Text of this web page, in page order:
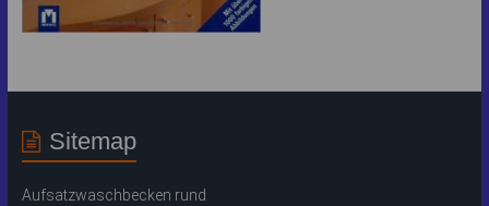
Sitemap
Aufsatzwaschbecken rund